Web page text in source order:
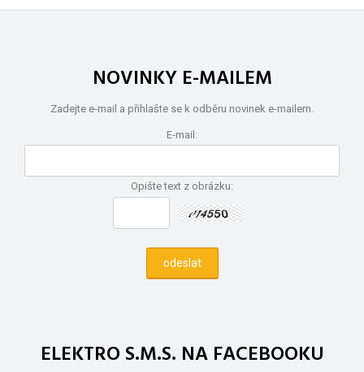
NOVINKY E-MAILEM
Zadejte e-mail a přihlašte se k odběru novinek e-mailem.
E-mail:
Opište text z obrázku:
ELEKTRO S.M.S. NA FACEBOOKU